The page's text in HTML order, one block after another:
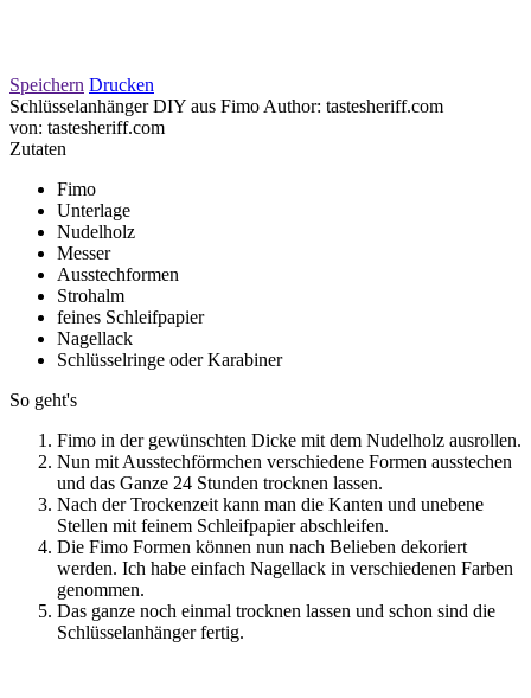
Speichern Drucken
Schlüsselanhänger DIY aus Fimo Author: tastesheriff.com
von: tastesheriff.com
Zutaten
Fimo
Unterlage
Nudelholz
Messer
Ausstechformen
Strohalm
feines Schleifpapier
Nagellack
Schlüsselringe oder Karabiner
So geht's
Fimo in der gewünschten Dicke mit dem Nudelholz ausrollen.
Nun mit Ausstechförmchen verschiedene Formen ausstechen
und das Ganze 24 Stunden trocknen lassen.
Nach der Trockenzeit kann man die Kanten und unebene
Stellen mit feinem Schleifpapier abschleifen.
Die Fimo Formen können nun nach Belieben dekoriert
werden. Ich habe einfach Nagellack in verschiedenen Farben
genommen.
Das ganze noch einmal trocknen lassen und schon sind die
Schlüsselanhänger fertig.